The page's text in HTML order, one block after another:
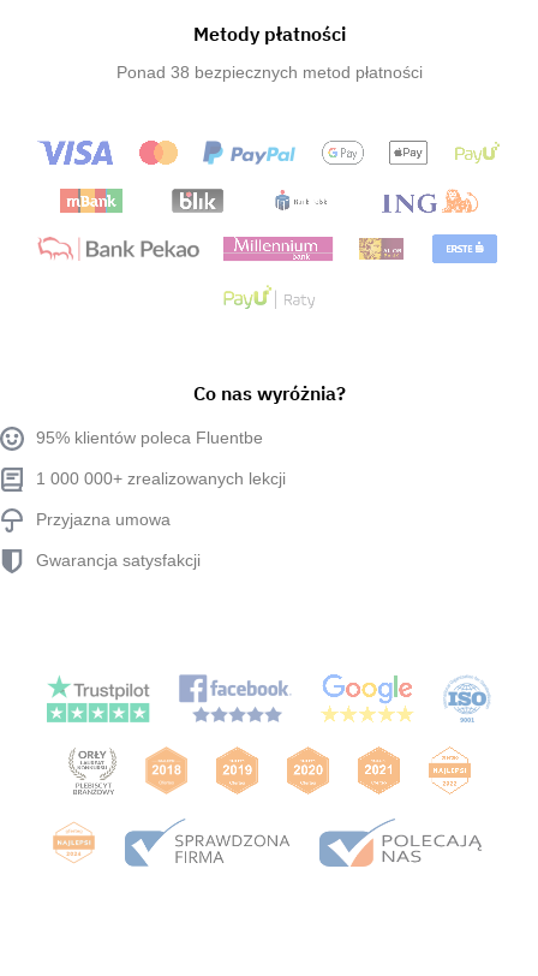
Metody płatności
Ponad 38 bezpiecznych metod płatności
Co nas wyróżnia?
95% klientów poleca Fluentbe
1 000 000+ zrealizowanych lekcji
Przyjazna umowa
Gwarancja satysfakcji